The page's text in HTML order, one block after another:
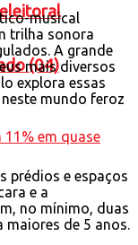
(04)
musical
trilha sonora
A grande
mais diversos
explora essas
mundo feroz
prédios e espaços
e a
no mínimo, duas
maiores de 5 anos.